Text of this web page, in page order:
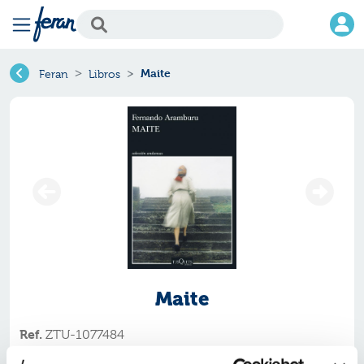
Feran Libros Maite
Maite
Ref. ZTU-1077484